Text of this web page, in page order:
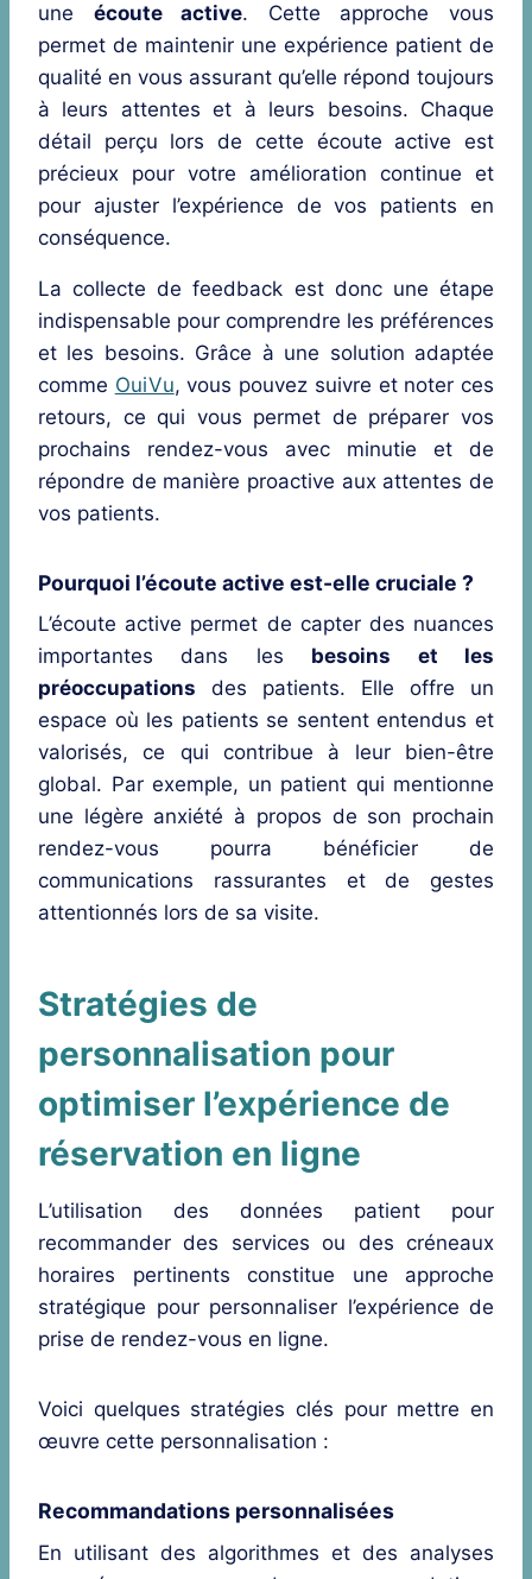
une écoute active. Cette approche vous
permet de maintenir une expérience patient de
qualité en vous assurant qu’elle répond toujours
à leurs attentes et à leurs besoins. Chaque
détail perçu lors de cette écoute active est
précieux pour votre amélioration continue et
pour ajuster l’expérience de vos patients en
conséquence.
La collecte de feedback est donc une étape
indispensable pour comprendre les préférences
et les besoins. Grâce à une solution adaptée
comme OuiVu, vous pouvez suivre et noter ces
retours, ce qui vous permet de préparer vos
prochains rendez-vous avec minutie et de
répondre de manière proactive aux attentes de
vos patients.
Pourquoi l’écoute active est-elle cruciale ?
L’écoute active permet de capter des nuances
importantes dans les besoins et les
préoccupations des patients. Elle offre un
espace où les patients se sentent entendus et
valorisés, ce qui contribue à leur bien-être
global. Par exemple, un patient qui mentionne
une légère anxiété à propos de son prochain
rendez-vous pourra bénéficier de
communications rassurantes et de gestes
attentionnés lors de sa visite.
Stratégies de
personnalisation pour
optimiser l’expérience de
réservation en ligne
L’utilisation des données patient pour
recommander des services ou des créneaux
horaires pertinents constitue une approche
stratégique pour personnaliser l’expérience de
prise de rendez-vous en ligne.
Voici quelques stratégies clés pour mettre en
œuvre cette personnalisation :
Recommandations personnalisées
En utilisant des algorithmes et des analyses